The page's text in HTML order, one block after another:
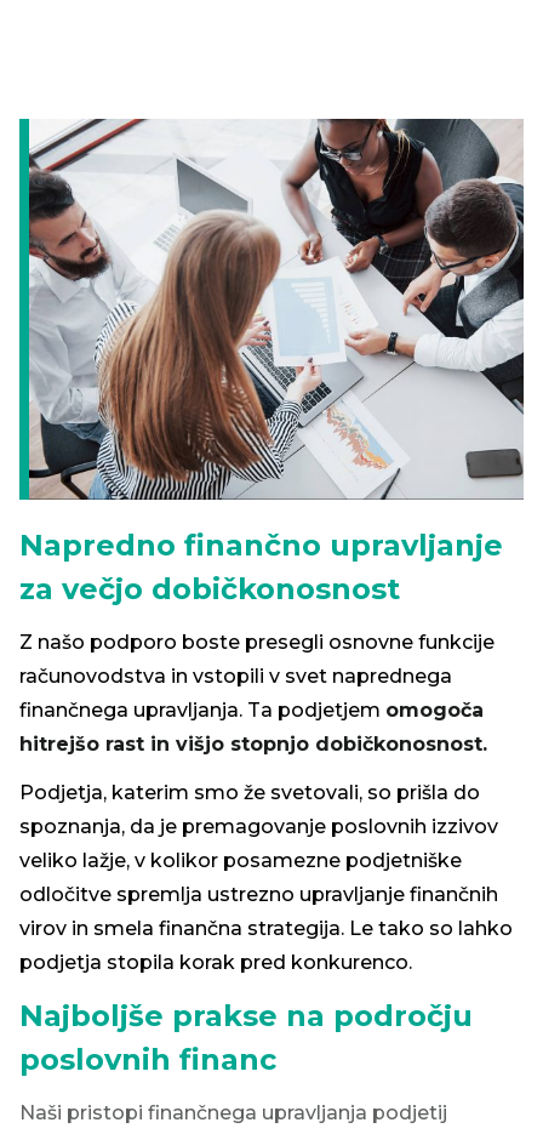
Napredno finančno upravljanje
za večjo dobičkonosnost
Z našo podporo boste presegli osnovne funkcije
računovodstva in vstopili v svet naprednega
finančnega upravljanja. Ta podjetjem omogoča
hitrejšo rast in višjo stopnjo dobičkonosnost.
Podjetja, katerim smo že svetovali, so prišla do
spoznanja, da je premagovanje poslovnih izzivov
veliko lažje, v kolikor posamezne podjetniške
odločitve spremlja ustrezno upravljanje finančnih
virov in smela finančna strategija. Le tako so lahko
podjetja stopila korak pred konkurenco.
Najboljše prakse na področju
poslovnih financ
Naši pristopi finančnega upravljanja podjetij